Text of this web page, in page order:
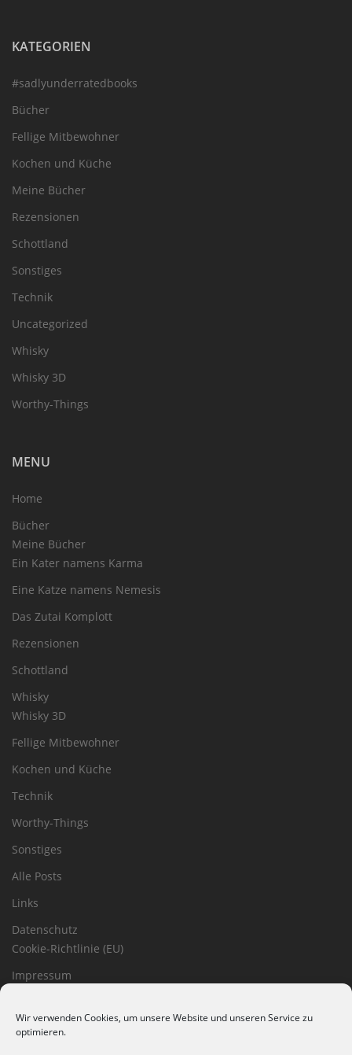
Wir verwenden Cookies, um unsere Website und unseren Service zu
optimieren.
KATEGORIEN
#sadlyunderratedbooks
Bücher
Fellige Mitbewohner
Kochen und Küche
Meine Bücher
Rezensionen
Schottland
Sonstiges
Technik
Uncategorized
Whisky
Whisky 3D
Worthy-Things
MENU
Home
Bücher
Meine Bücher
Ein Kater namens Karma
Eine Katze namens Nemesis
Das Zutai Komplott
Rezensionen
Schottland
Whisky
Whisky 3D
Fellige Mitbewohner
Kochen und Küche
Technik
Worthy-Things
Sonstiges
Alle Posts
Links
Datenschutz
Cookie-Richtlinie (EU)
Impressum